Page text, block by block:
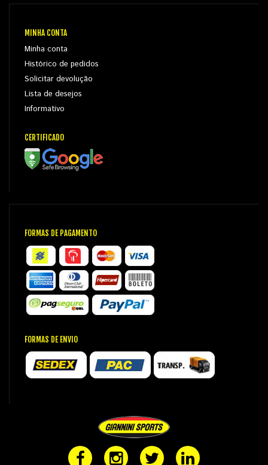
MINHA CONTA
Minha conta
Histórico de pedidos
Solicitar devolução
Lista de desejos
Informativo
CERTIFICADO
FORMAS DE PAGAMENTO
FORMAS DE ENVIO